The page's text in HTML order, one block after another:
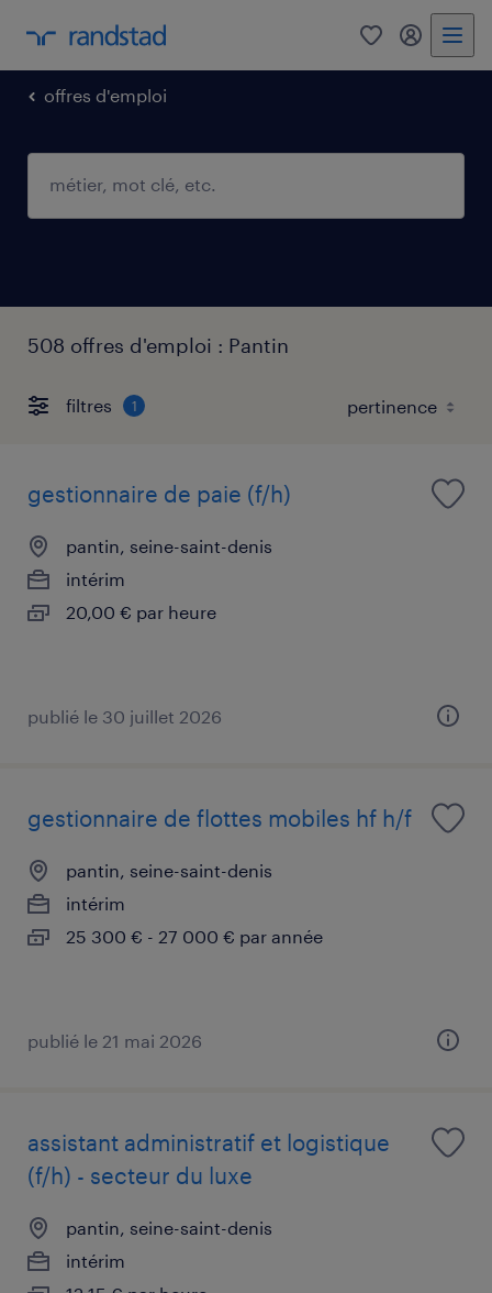
0 mon
offres d'emploi
508 offres d'emploi : Pantin
filtres 1
gestionnaire de paie (f/h)
pantin, seine-saint-denis
intérim
20,00 € par heure
publié le 30 juillet 2026
gestionnaire de flottes mobiles hf h/f
pantin, seine-saint-denis
intérim
25 300 € - 27 000 € par année
publié le 21 mai 2026
assistant administratif et logistique
(f/h) - secteur du luxe
pantin, seine-saint-denis
intérim